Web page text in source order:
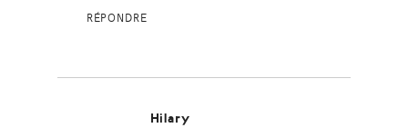
RÉPONDRE
Hilary